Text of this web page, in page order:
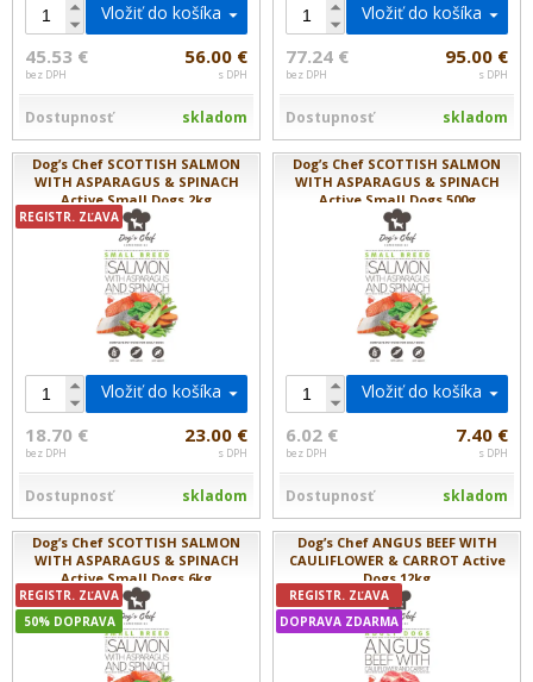
Vložiť do košíka
45.53 €
bez DPH
56.00 €
s DPH
Dostupnosť skladom
Vložiť do košíka
77.24 €
bez DPH
95.00 €
s DPH
Dostupnosť skladom
Dog’s Chef SCOTTISH SALMON
WITH ASPARAGUS & SPINACH
Active Small Dogs 2kg
REGISTR. ZĽAVA
Vložiť do košíka
18.70 €
bez DPH
23.00 €
s DPH
Dostupnosť skladom
Dog’s Chef SCOTTISH SALMON
WITH ASPARAGUS & SPINACH
Active Small Dogs 500g
Vložiť do košíka
6.02 €
bez DPH
7.40 €
s DPH
Dostupnosť skladom
Dog’s Chef SCOTTISH SALMON
WITH ASPARAGUS & SPINACH
Active Small Dogs 6kg
REGISTR. ZĽAVA
50% DOPRAVA
Dog’s Chef ANGUS BEEF WITH
CAULIFLOWER & CARROT Active
Dogs 12kg
REGISTR. ZĽAVA
DOPRAVA ZDARMA